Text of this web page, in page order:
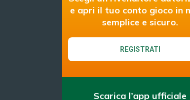
e apri il tuo conto gioco in
semplice e sicuro.
REGISTRATI
Scarica l’app ufficiale